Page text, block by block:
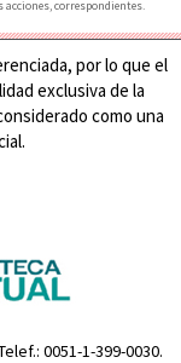
acciones, correspondientes.
por lo que el
exclusiva de la
como una
0051-1-399-0030.